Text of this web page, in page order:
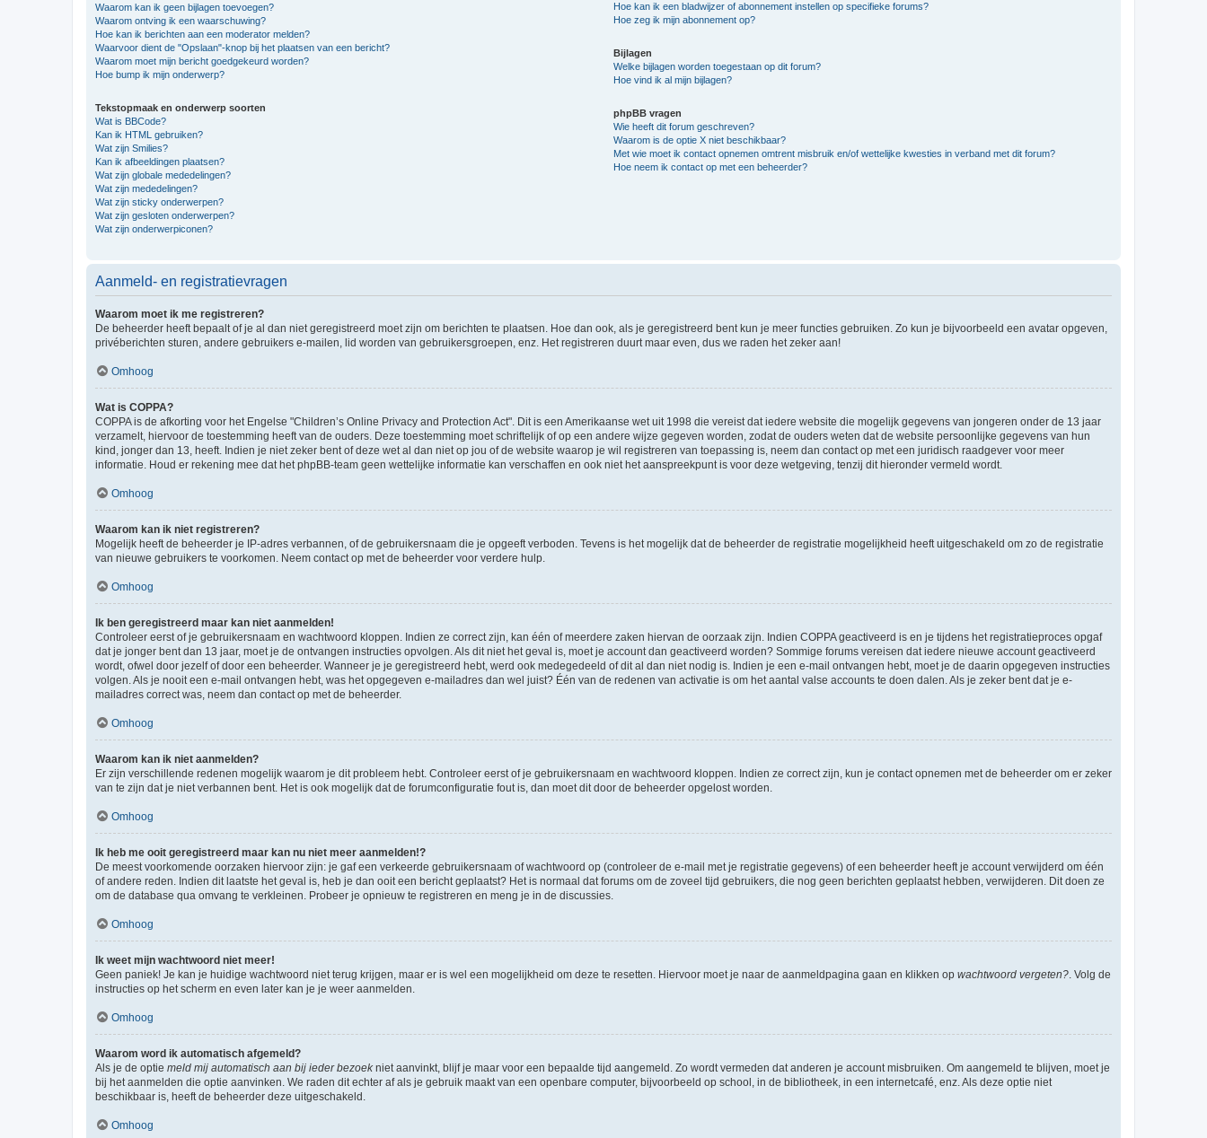
Waarom kan ik geen bijlagen toevoegen?
Waarom ontving ik een waarschuwing?
Hoe kan ik berichten aan een moderator melden?
Waarvoor dient de "Opslaan"-knop bij het plaatsen van een bericht?
Waarom moet mijn bericht goedgekeurd worden?
Hoe bump ik mijn onderwerp?
Tekstopmaak en onderwerp soorten
Wat is BBCode?
Kan ik HTML gebruiken?
Wat zijn Smilies?
Kan ik afbeeldingen plaatsen?
Wat zijn globale mededelingen?
Wat zijn mededelingen?
Wat zijn sticky onderwerpen?
Wat zijn gesloten onderwerpen?
Wat zijn onderwerpiconen?
Hoe kan ik een bladwijzer of abonnement instellen op specifieke forums?
Hoe zeg ik mijn abonnement op?
Bijlagen
Welke bijlagen worden toegestaan op dit forum?
Hoe vind ik al mijn bijlagen?
phpBB vragen
Wie heeft dit forum geschreven?
Waarom is de optie X niet beschikbaar?
Met wie moet ik contact opnemen omtrent misbruik en/of wettelijke kwesties in verband met dit forum?
Hoe neem ik contact op met een beheerder?
Aanmeld- en registratievragen
Waarom moet ik me registreren?
De beheerder heeft bepaalt of je al dan niet geregistreerd moet zijn om berichten te plaatsen. Hoe dan ook, als je geregistreerd bent kun je meer functies gebruiken. Zo kun je bijvoorbeeld een avatar opgeven,
privéberichten sturen, andere gebruikers e-mailen, lid worden van gebruikersgroepen, enz. Het registreren duurt maar even, dus we raden het zeker aan!
Omhoog
Wat is COPPA?
COPPA is de afkorting voor het Engelse "Children’s Online Privacy and Protection Act". Dit is een Amerikaanse wet uit 1998 die vereist dat iedere website die mogelijk gegevens van jongeren onder de 13 jaar
verzamelt, hiervoor de toestemming heeft van de ouders. Deze toestemming moet schriftelijk of op een andere wijze gegeven worden, zodat de ouders weten dat de website persoonlijke gegevens van hun
kind, jonger dan 13, heeft. Indien je niet zeker bent of deze wet al dan niet op jou of de website waarop je wil registreren van toepassing is, neem dan contact op met een juridisch raadgever voor meer
informatie. Houd er rekening mee dat het phpBB-team geen wettelijke informatie kan verschaffen en ook niet het aanspreekpunt is voor deze wetgeving, tenzij dit hieronder vermeld wordt.
Omhoog
Waarom kan ik niet registreren?
Mogelijk heeft de beheerder je IP-adres verbannen, of de gebruikersnaam die je opgeeft verboden. Tevens is het mogelijk dat de beheerder de registratie mogelijkheid heeft uitgeschakeld om zo de registratie
van nieuwe gebruikers te voorkomen. Neem contact op met de beheerder voor verdere hulp.
Omhoog
Ik ben geregistreerd maar kan niet aanmelden!
Controleer eerst of je gebruikersnaam en wachtwoord kloppen. Indien ze correct zijn, kan één of meerdere zaken hiervan de oorzaak zijn. Indien COPPA geactiveerd is en je tijdens het registratieproces opgaf
dat je jonger bent dan 13 jaar, moet je de ontvangen instructies opvolgen. Als dit niet het geval is, moet je account dan geactiveerd worden? Sommige forums vereisen dat iedere nieuwe account geactiveerd
wordt, ofwel door jezelf of door een beheerder. Wanneer je je geregistreerd hebt, werd ook medegedeeld of dit al dan niet nodig is. Indien je een e-mail ontvangen hebt, moet je de daarin opgegeven instructies
volgen. Als je nooit een e-mail ontvangen hebt, was het opgegeven e-mailadres dan wel juist? Één van de redenen van activatie is om het aantal valse accounts te doen dalen. Als je zeker bent dat je e-
mailadres correct was, neem dan contact op met de beheerder.
Omhoog
Waarom kan ik niet aanmelden?
Er zijn verschillende redenen mogelijk waarom je dit probleem hebt. Controleer eerst of je gebruikersnaam en wachtwoord kloppen. Indien ze correct zijn, kun je contact opnemen met de beheerder om er zeker
van te zijn dat je niet verbannen bent. Het is ook mogelijk dat de forumconfiguratie fout is, dan moet dit door de beheerder opgelost worden.
Omhoog
Ik heb me ooit geregistreerd maar kan nu niet meer aanmelden!?
De meest voorkomende oorzaken hiervoor zijn: je gaf een verkeerde gebruikersnaam of wachtwoord op (controleer de e-mail met je registratie gegevens) of een beheerder heeft je account verwijderd om één
of andere reden. Indien dit laatste het geval is, heb je dan ooit een bericht geplaatst? Het is normaal dat forums om de zoveel tijd gebruikers, die nog geen berichten geplaatst hebben, verwijderen. Dit doen ze
om de database qua omvang te verkleinen. Probeer je opnieuw te registreren en meng je in de discussies.
Omhoog
Ik weet mijn wachtwoord niet meer!
Geen paniek! Je kan je huidige wachtwoord niet terug krijgen, maar er is wel een mogelijkheid om deze te resetten. Hiervoor moet je naar de aanmeldpagina gaan en klikken op wachtwoord vergeten?. Volg de
instructies op het scherm en even later kan je je weer aanmelden.
Omhoog
Waarom word ik automatisch afgemeld?
Als je de optie meld mij automatisch aan bij ieder bezoekniet aanvinkt, blijf je maar voor een bepaalde tijd aangemeld. Zo wordt vermeden dat anderen je account misbruiken. Om aangemeld te blijven, moet je
bij het aanmelden die optie aanvinken. We raden dit echter af als je gebruik maakt van een openbare computer, bijvoorbeeld op school, in de bibliotheek, in een internetcafé, enz. Als deze optie niet
beschikbaar is, heeft de beheerder deze uitgeschakeld.
Omhoog